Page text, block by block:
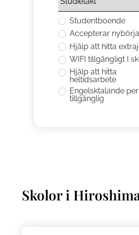
Studentboende
Accepterar
Hjälp att hitta
WIFI tillgängligt I
Hjälp att hitta
heltidsarbete
Engelsktalande
tillgänglig
Skolor i